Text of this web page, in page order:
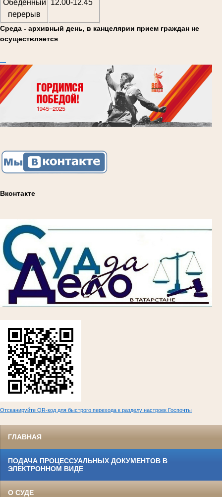
Обеденный
перерыв
12.00-12.45
Среда - архивный день, в канцелярии прием граждан не
осуществляется
Вконтакте
Отсканируйте QR-код для быстрого перехода к разделу настроек Госпочты
ГЛАВНАЯ
ПОДАЧА ПРОЦЕССУАЛЬНЫХ ДОКУМЕНТОВ В
ЭЛЕКТРОННОМ ВИДЕ
О СУДЕ